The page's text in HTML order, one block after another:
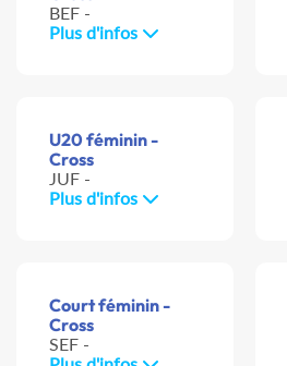
BEF -
Plus d'infos
U20 féminin -
Cross
JUF -
Plus d'infos
Court féminin -
Cross
SEF -